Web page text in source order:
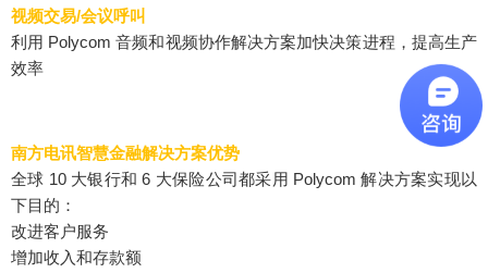
视频交易/会议呼叫
利用 Polycom 音频和视频协作解决方案加快决策进程，提高生产
效率
南方电讯智慧金融解决方案优势
全球 10 大银行和 6 大保险公司都采用 Polycom 解决方案实现以
下目的：
改进客户服务
增加收入和存款额